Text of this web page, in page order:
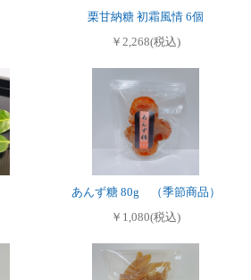
栗甘納糖 初霜風情 6個
￥2,268(税込)
あんず糖 80g （季節商品）
￥1,080(税込)